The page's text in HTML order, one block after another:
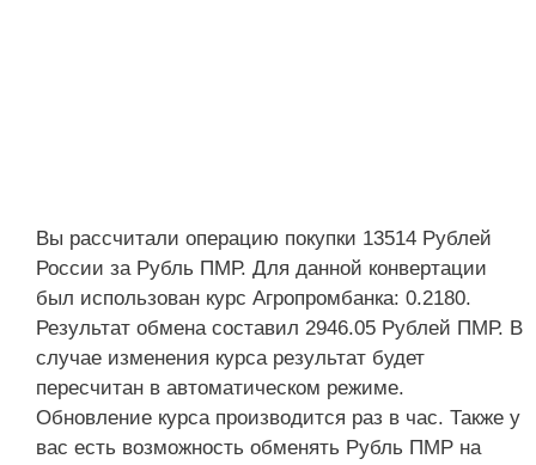
Вы рассчитали операцию покупки 13514 Рублей
России за Рубль ПМР. Для данной конвертации
был использован курс Агропромбанка: 0.2180.
Результат обмена составил 2946.05 Рублей ПМР. В
случае изменения курса результат будет
пересчитан в автоматическом режиме.
Обновление курса производится раз в час. Также у
вас есть возможность обменять Рубль ПМР на